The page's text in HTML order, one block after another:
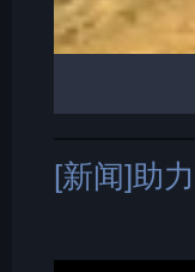
[新闻]助